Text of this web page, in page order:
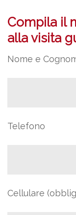
Compila il
alla visita
Nome e
Telefono
Cellulare